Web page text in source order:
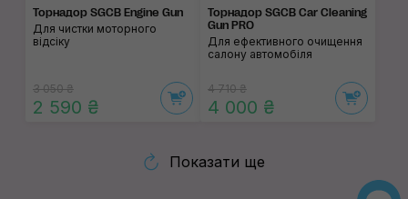
Торнадор SGCB Engine Gun
Для чистки моторного
відсіку
3 050 ₴
2 590 ₴
Торнадор SGCB Car Cleaning
Gun PRO
Для ефективного очищення
салону автомобіля
4 710 ₴
4 000 ₴
Показати ще